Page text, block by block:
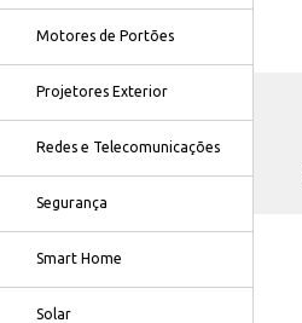
Motores de Portões
Projetores Exterior
Redes e Telecomunicações
Segurança
Smart Home
Solar